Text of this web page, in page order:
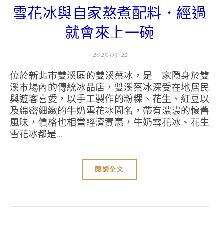
雪花冰與自家熬煮配料．經過
就會來上一碗
2025/03/22
位於新北市雙溪區的雙溪蔡冰，是一家隱身於雙
溪市場內的傳統冰品店，雙溪蔡冰深受在地居民
與遊客喜愛，以手工製作的粉粿、花生、紅豆以
及綿密細緻的牛奶雪花冰聞名，帶有濃濃的懷舊
風味，價格也相當經濟實惠，牛奶雪花冰、花生
雪花冰都是...
閱讀全文